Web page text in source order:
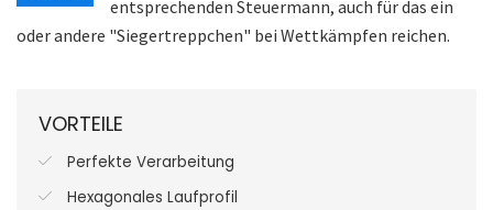
entsprechenden Steuermann, auch für das ein
oder andere "Siegertreppchen" bei Wettkämpfen reichen.
VORTEILE
Perfekte Verarbeitung
Hexagonales Laufprofil